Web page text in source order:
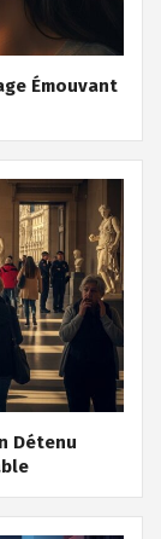
Émouvant
Détenu